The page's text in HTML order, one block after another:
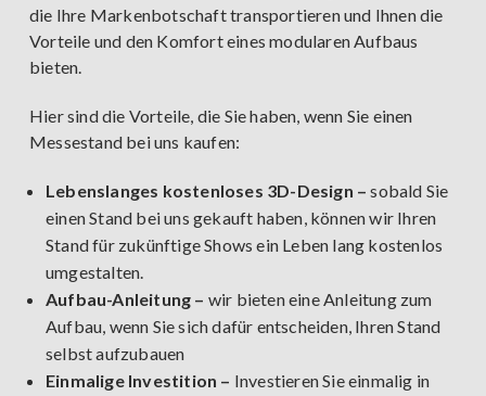
die Ihre Markenbotschaft transportieren und Ihnen die
Vorteile und den Komfort eines modularen Aufbaus
bieten.
Hier sind die Vorteile, die Sie haben, wenn Sie einen
Messestand bei uns kaufen:
Lebenslanges kostenloses 3D-Design – sobald Sie
einen Stand bei uns gekauft haben, können wir Ihren
Stand für zukünftige Shows ein Leben lang kostenlos
umgestalten.
Aufbau-Anleitung – wir bieten eine Anleitung zum
Aufbau, wenn Sie sich dafür entscheiden, Ihren Stand
selbst aufzubauen
Einmalige Investition – Investieren Sie einmalig in